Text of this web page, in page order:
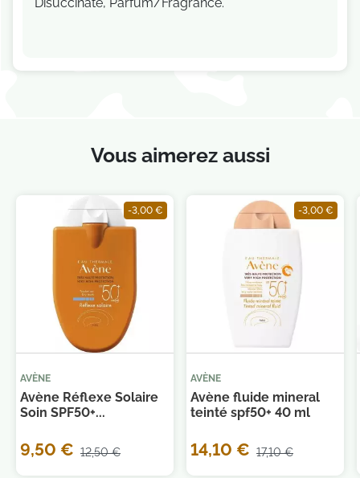
Vous aimerez aussi
-3,00 €
AVÈNE
Avène Réflexe Solaire
Soin SPF50+...
9,50 € 12,50 €
-3,00 €
AVÈNE
Avène fluide mineral
teinté spf50+ 40 ml
14,10 € 17,10 €
Je consens également à recevoir les offres
promotionnelles. Consultez notre politique de
confidentialité.